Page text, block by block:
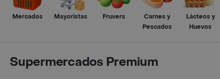
Mercados Mayoristas Fruvers
Carnes y
Pescados
Lácteos y
Huevos
Supermercados Premium